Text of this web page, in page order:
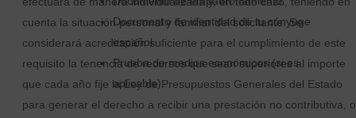
cuenta la situación personal y familiar del solicitante. Se
considerará acreditación suficiente para el cumplimiento de este
requisito la tenencia de recursos que sean superiores al importe
que cada año fije la Ley de Presupuestos Generales del Estado
para generar el derecho a recibir una prestación no contributiva, o
Documento de identidad de tu cónyuge
español.
Prueba de medios económicos (si es
aplicable).